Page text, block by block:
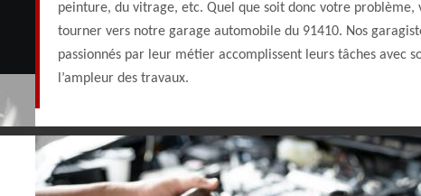
peinture, du vitrage, etc. Quel que soit donc votre problème,
tourner vers notre garage automobile du 91410. Nos
passionnés par leur métier accomplissent leurs tâches avec
l’ampleur des travaux.